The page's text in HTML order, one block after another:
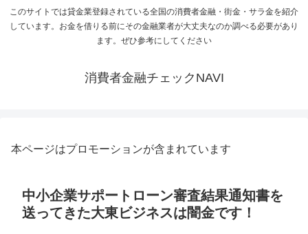
このサイトでは貸金業登録されている全国の消費者金融・街金・サラ金を紹介
しています。お金を借りる前にその金融業者が大丈夫なのか調べる必要があり
ます。ぜひ参考にしてください
消費者金融チェックNAVI
本ページはプロモーションが含まれています
中小企業サポートローン審査結果通知書を
送ってきた大東ビジネスは闇金です！